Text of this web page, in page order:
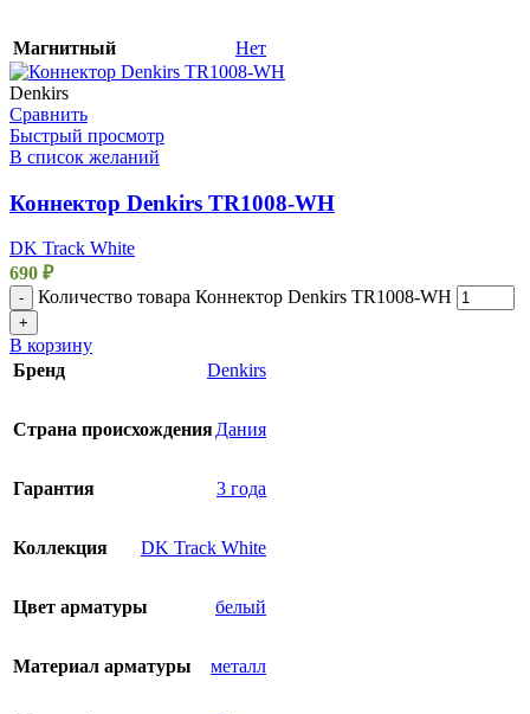
Магнитный Нет
Denkirs
Сравнить
Быстрый просмотр
В список желаний
Коннектор Denkirs TR1008-WH
DK Track White
690 ₽
- Количество товара Коннектор Denkirs TR1008-WH
+
В корзину
Бренд
Denkirs
Страна происхожденияДания
Гарантия 3 года
Коллекция DK Track White
Цвет арматуры белый
Материал арматуры металл